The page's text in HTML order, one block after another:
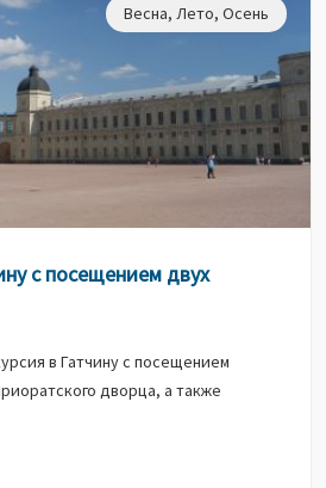
Весна, Лето, Осень
с посещением двух
в Гатчину с посещением
дворца, а также